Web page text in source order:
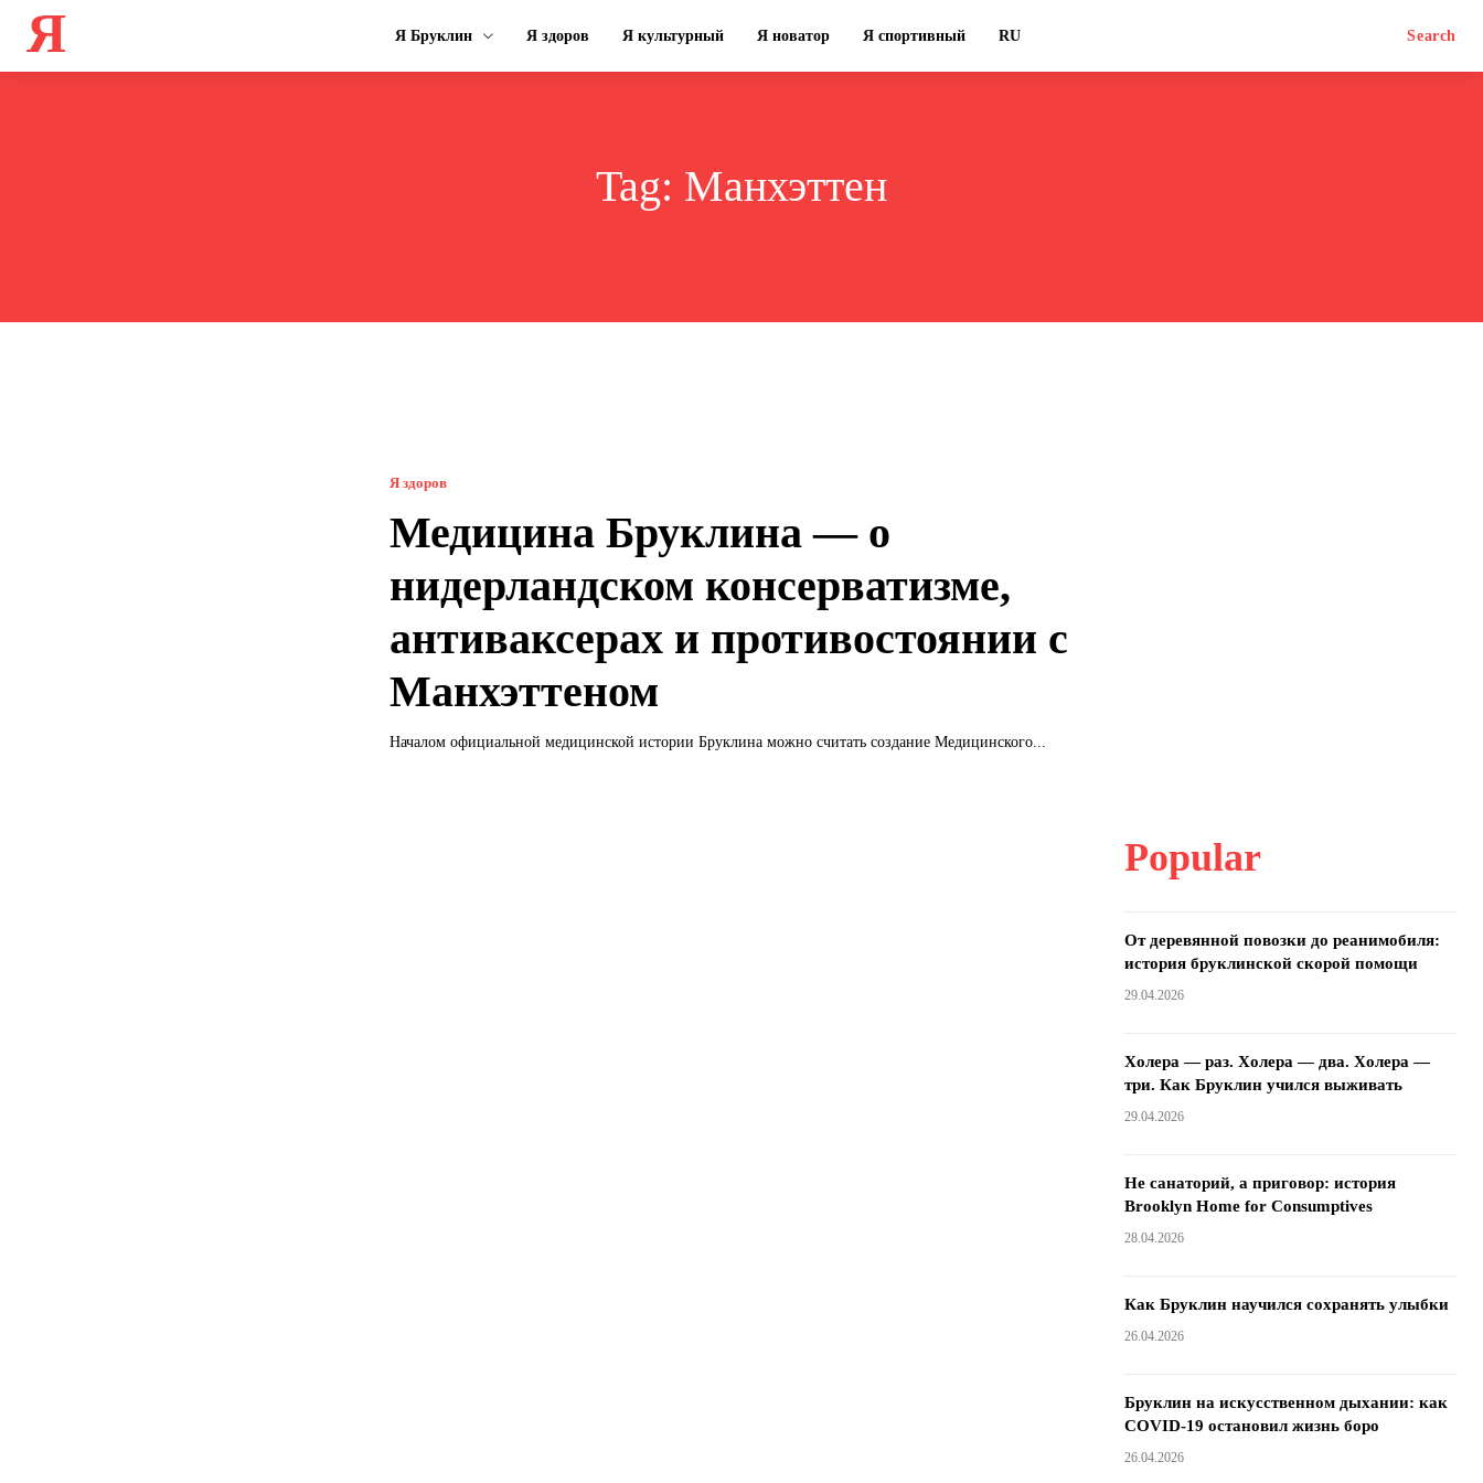
Я Я Бруклин Я здоров Я культурный Я новатор Я спортивный RU Search
Tag: Манхэттен
Я здоров
Медицина Бруклина — о
нидерландском консерватизме,
антиваксерах и противостоянии с
Манхэттеном
Началом официальной медицинской истории Бруклина можно считать создание Медицинского...
Popular
От деревянной повозки до реанимобиля:
история бруклинской скорой помощи
29.04.2026
Холера — раз. Холера — два. Холера —
три. Как Бруклин учился выживать
29.04.2026
Не санаторий, а приговор: история
Brooklyn Home for Consumptives
28.04.2026
Как Бруклин научился сохранять улыбки
26.04.2026
Бруклин на искусственном дыхании: как
COVID-19 остановил жизнь боро
26.04.2026